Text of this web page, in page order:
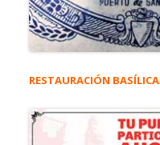
RESTAURACIÓN BASÍLICA